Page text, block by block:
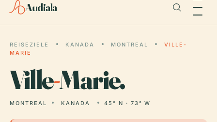
Audiala
REISEZIELE KANADA MONTREAL
VILLE-
MARIE
Ville-Marie.
MONTREAL KANADA 45° N · 73° W